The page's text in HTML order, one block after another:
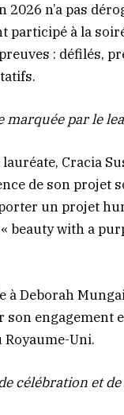
2026 n’a pas
participé à la
: défilés,
marquée par le
Cracia
de son projet
un projet
beauty with a
à Deborah
son engagement
Uni.
célébration et